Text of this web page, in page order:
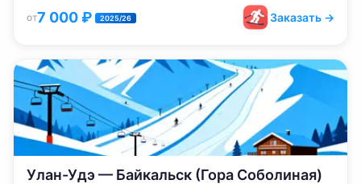
от7 000₽ 2025/26 Заказать →
Улан-Удэ — Байкальск (Гора Соболиная)